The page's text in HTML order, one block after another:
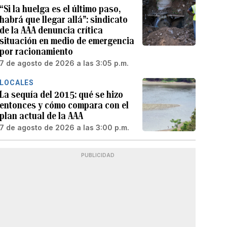
“Si la huelga es el último paso,
habrá que llegar allá”: sindicato
de la AAA denuncia crítica
situación en medio de emergencia
por racionamiento
7 de agosto de 2026 a las 3:05 p.m.
LOCALES
La sequía del 2015: qué se hizo
entonces y cómo compara con el
plan actual de la AAA
7 de agosto de 2026 a las 3:00 p.m.
PUBLICIDAD